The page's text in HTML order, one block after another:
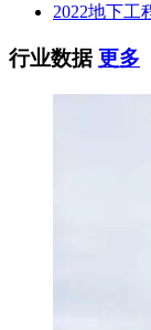
2022地下工
行业数据更多